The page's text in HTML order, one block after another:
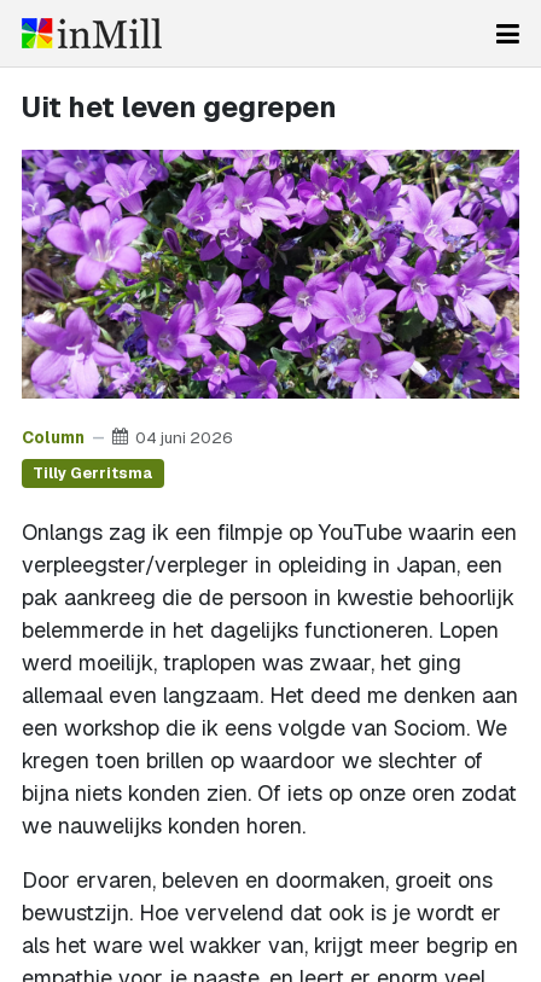
Uit het leven gegrepen
Column 04 juni 2026
Tilly Gerritsma
Onlangs zag ik een filmpje op YouTube waarin een
verpleegster/verpleger in opleiding in Japan, een
pak aankreeg die de persoon in kwestie behoorlijk
belemmerde in het dagelijks functioneren. Lopen
werd moeilijk, traplopen was zwaar, het ging
allemaal even langzaam. Het deed me denken aan
een workshop die ik eens volgde van Sociom. We
kregen toen brillen op waardoor we slechter of
bijna niets konden zien. Of iets op onze oren zodat
we nauwelijks konden horen.
Door ervaren, beleven en doormaken, groeit ons
bewustzijn. Hoe vervelend dat ook is je wordt er
als het ware wel wakker van, krijgt meer begrip en